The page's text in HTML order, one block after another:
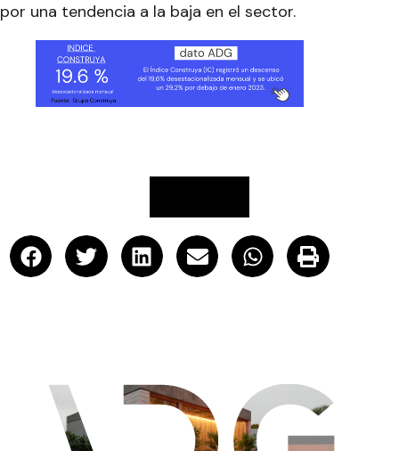
por una tendencia a la baja en el sector.